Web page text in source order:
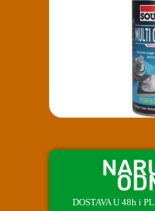
DOSTAVA U 48h i